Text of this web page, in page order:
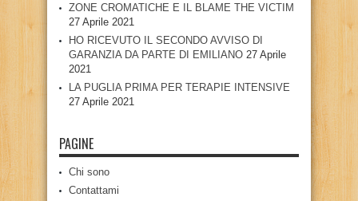
ZONE CROMATICHE E IL BLAME THE VICTIM
27 Aprile 2021
HO RICEVUTO IL SECONDO AVVISO DI
GARANZIA DA PARTE DI EMILIANO 27 Aprile
2021
LA PUGLIA PRIMA PER TERAPIE INTENSIVE
27 Aprile 2021
PAGINE
Chi sono
Contattami